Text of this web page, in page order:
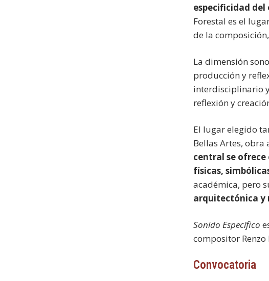
especificidad del
Forestal es el
de la
La dimensión
producción y
interdisciplinario
reflexión y
El lugar elegido
Bellas Artes,
central se ofrece
físicas,
académica, pero
arquitectónica y
Sonido Específico
compositor
Convocatoria